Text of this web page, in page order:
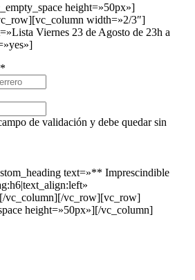
height=»50px»]
width=»2/3″]
Viernes 23 de Agosto de 23h a
*
de validación y debe quedar sin
text=»** Imprescindible
vc_column][/vc_row][vc_row]
height=»50px»][/vc_column]